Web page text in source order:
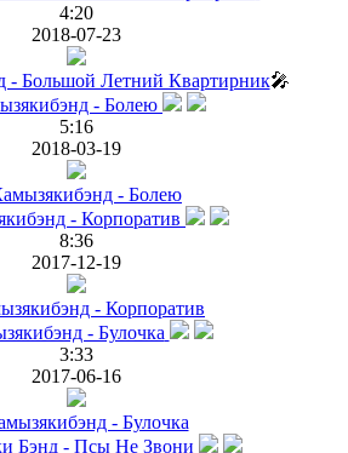
4:20
2018-07-23
- Большой Летний Квартирник🎤
5:16
2018-03-19
- Болею
8:36
2017-12-19
- Корпоратив
3:33
2017-06-16
- Булочка